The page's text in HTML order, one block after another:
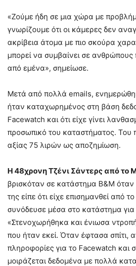
«Ζούμε ήδη σε μια χώρα με
γνωρίζουμε ότι οι κάμερες δεν
ακρίβεια άτομα με πιο σκούρα
μπορεί να συμβαίνει σε
από εμένα», σημείωσε.
Μετά από πολλά emails,
ήταν καταχωρημένος στη βάση
Facewatch και ότι είχε γίνει
προσωπικό του καταστήματος. Του
αξίας 75 λιρών ως αποζημίωση.
Η 48χρονη Τζένι Σάντερς από το
βρισκόταν σε κατάστημα B&M
της είπε ότι είχε επισημανθεί από
συνόδευσε μέσα στο κατάστημα για
«Στενοχωρήθηκα και ένιωσα
που ήταν εκεί. Όταν έφτασα σπίτι,
πληροφορίες για το Facewatch και
μοιράζεται δεδομένα με πολλά